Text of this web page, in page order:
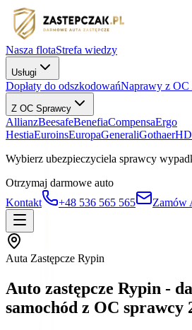
Nasza flotaStrefa wiedzy
Usługi
Dopłaty do odszkodowańNaprawy z OC
Z OC Sprawcy
AllianzBeesafeBenefiaCompensaErgo
HestiaEuroinsEuropaGeneraliGothaer
Wybierz ubezpieczyciela sprawcy
Otrzymaj darmowe auto
Kontakt
+48 536 565 565 Zamów
Auta Zastępcze Rypin
Auto zastępcze Rypin -
samochód z OC sprawcy